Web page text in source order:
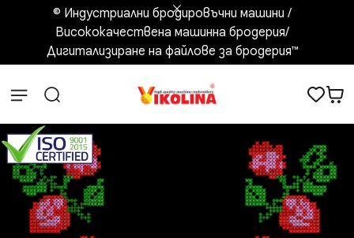
© Индустриални бродировъчни машини /
Висококачествена машинна бродерия/
Дигитализиране на файлове за бродерия™️